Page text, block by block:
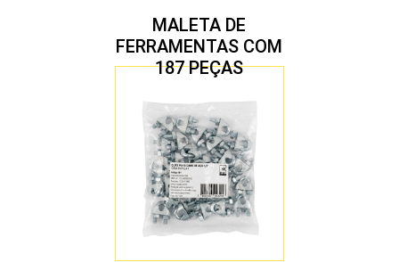
MALETA DE
FERRAMENTAS COM
187 PEÇAS